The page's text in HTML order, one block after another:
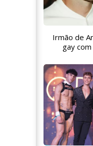
Irmão de
gay